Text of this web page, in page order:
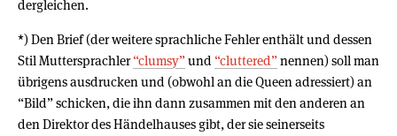
dergleichen.
*) Den Brief (der weitere sprachliche Fehler enthält und dessen
Stil Muttersprachler“clumsy”und “cluttered”nennen) soll man
übrigens ausdrucken und (obwohl an die Queen adressiert) an
“Bild” schicken, die ihn dann zusammen mit den anderen an
den Direktor des Händelhauses gibt, der sie seinerseits